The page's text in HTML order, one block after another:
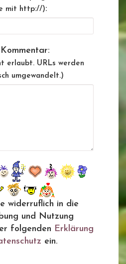
mit http://):
erlaubt. URLs werden
umgewandelt.)
widerruflich in die
und Nutzung
folgenden Erklärung
ein.